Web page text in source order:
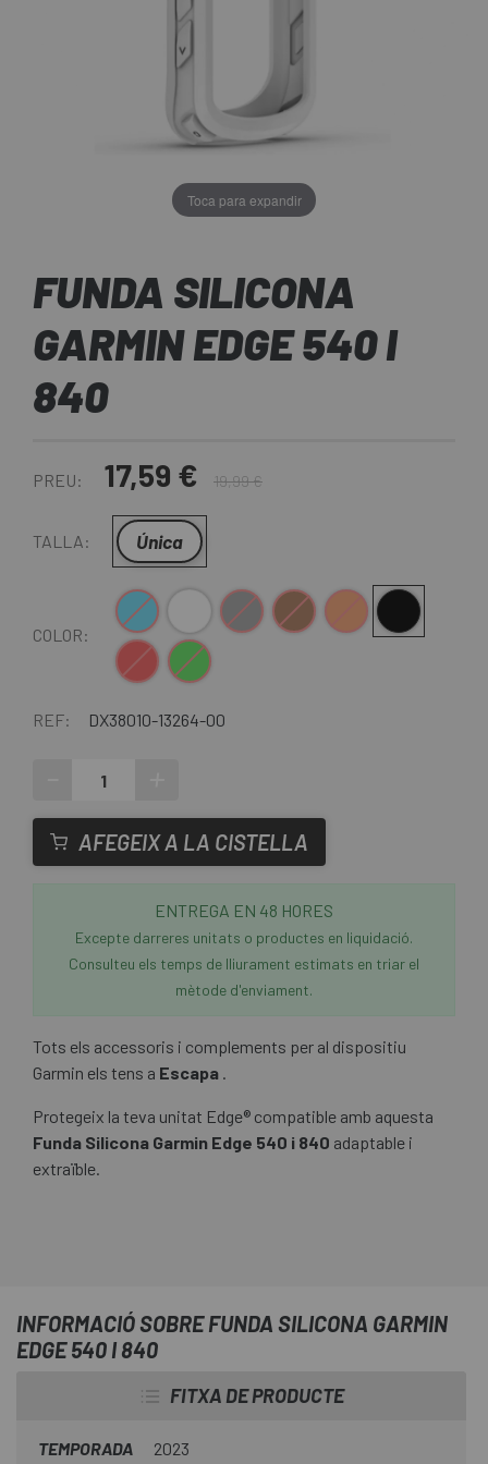
Toca para expandir
FUNDA SILICONA
GARMIN EDGE 540 I
840
PREU: 17,59 € 19,99 €
TALLA: Única
COLOR:
Blau Blanc Gris MarróTaronjaNegre
Vermell Verd
REF: DX38010-13264-00
AFEGEIX A LA CISTELLA
ENTREGA EN 48 HORES
Excepte darreres unitats o productes en liquidació.
Consulteu els temps de lliurament estimats en triar el
mètode d'enviament.
Tots els accessoris i complements per al dispositiu
Garmin els tens a Escapa .
Protegeix la teva unitat Edge® compatible amb aquesta
Funda Silicona Garmin Edge 540 i 840 adaptable i
extraïble.
INFORMACIÓ SOBRE FUNDA SILICONA GARMIN
EDGE 540 I 840
FITXA DE PRODUCTE
TEMPORADA 2023